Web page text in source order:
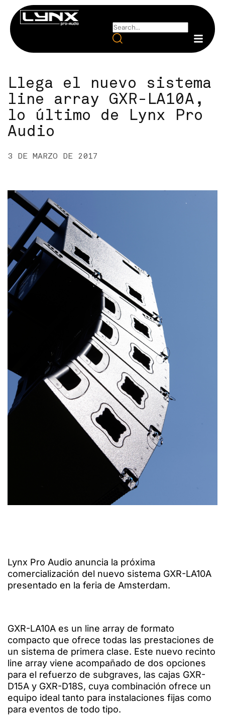
Llega el nuevo sistema
line array GXR-LA10A,
lo último de Lynx Pro
Audio
3 DE MARZO DE 2017
Lynx Pro Audio anuncia la próxima
comercialización del nuevo sistema GXR-LA10A
presentado en la feria de Amsterdam.
GXR-LA10A es un line array de formato
compacto que ofrece todas las prestaciones de
un sistema de primera clase. Este nuevo recinto
line array viene acompañado de dos opciones
para el refuerzo de subgraves, las cajas GXR-
D15A y GXR-D18S, cuya combinación ofrece un
equipo ideal tanto para instalaciones fijas como
para eventos de todo tipo.